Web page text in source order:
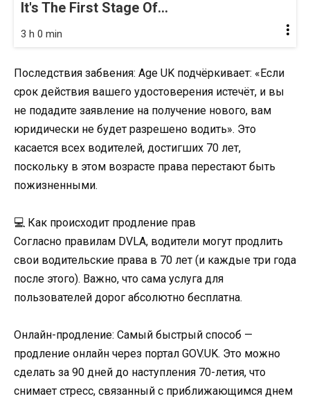
It's The First Stage Of...
3 h 0 min
Последствия забвения: Age UK подчёркивает: «Если
срок действия вашего удостоверения истечёт, и вы
не подадите заявление на получение нового, вам
юридически не будет разрешено водить». Это
касается всех водителей, достигших 70 лет,
поскольку в этом возрасте права перестают быть
пожизненными.
💻 Как происходит продление прав
Согласно правилам DVLA, водители могут продлить
свои водительские права в 70 лет (и каждые три года
после этого). Важно, что сама услуга для
пользователей дорог абсолютно бесплатна.
Онлайн-продление: Самый быстрый способ —
продление онлайн через портал GOV.UK. Это можно
сделать за 90 дней до наступления 70-летия, что
снимает стресс, связанный с приближающимся днем